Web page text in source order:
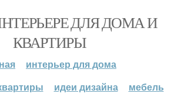
ДЛЯ ДОМА И
КВАРТИРЫ
интерьер для дома
идеи дизайна мебель